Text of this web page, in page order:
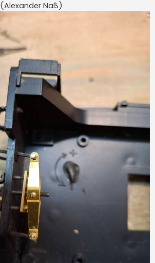
(Alexander Naß)